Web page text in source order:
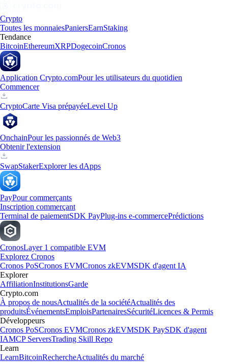
Crypto
Toutes les monnaiesPaniersEarnStaking
Tendance
BitcoinEthereumXRPDogecoinCronos
Application Crypto.comPour les utilisateurs du quotidien
Commencer
CryptoCarte Visa prépayéeLevel Up
OnchainPour les passionnés de Web3
Obtenir l'extension
SwapStakerExplorer les dApps
PayPour commerçants
Inscription commerçant
Terminal de paiementSDK PayPlug-ins e-commercePrédictions
CronosLayer 1 compatible EVM
Explorez Cronos
Cronos PoSCronos EVMCronos zkEVMSDK d'agent IA
Explorer
AffiliationInstitutionsGarde
Crypto.com
À propos de nousActualités de la sociétéActualités des
produitsÉvénementsEmploisPartenairesSécuritéLicences & Permis
Développeurs
Cronos PoSCronos EVMCronos zkEVMSDK PaySDK d'agent
IAMCP ServersTrading Skill Repo
Learn
LearnBitcoinRechercheActualités du marché